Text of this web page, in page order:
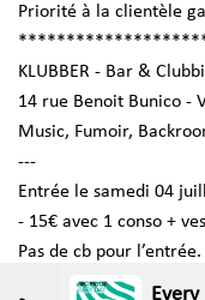
Every
Priorité à la clientèle
KLUBBER - Bar &
14 rue Benoit Bunico -
Music, Fumoir,
---
Entrée le samedi 04
- 15€ avec 1 conso +
Pas de cb pour